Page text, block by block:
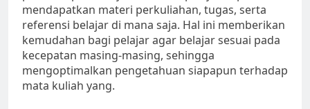
mendapatkan materi perkuliahan, tugas, serta
referensi belajar di mana saja. Hal ini memberikan
kemudahan bagi pelajar agar belajar sesuai pada
kecepatan masing-masing, sehingga
mengoptimalkan pengetahuan siapapun terhadap
mata kuliah yang.